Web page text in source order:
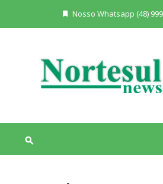
Nosso Whatsapp (48)